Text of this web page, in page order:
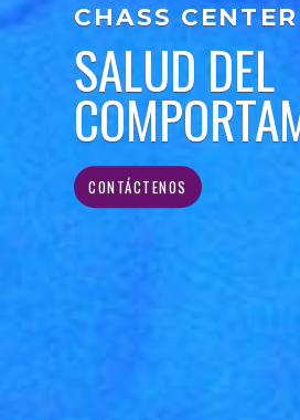
CHASS CENTER
SALUD DEL
CONTÁCTENOS